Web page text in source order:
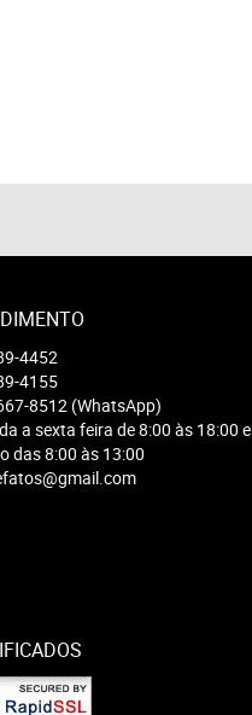
4452
4155
8512 (WhatsApp)
a sexta feira de 8:00 às 18:00 e
das 8:00 às 13:00